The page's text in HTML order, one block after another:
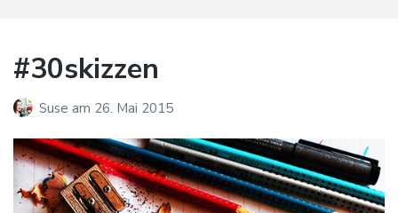
#30skizzen
Suse am 26. Mai 2015